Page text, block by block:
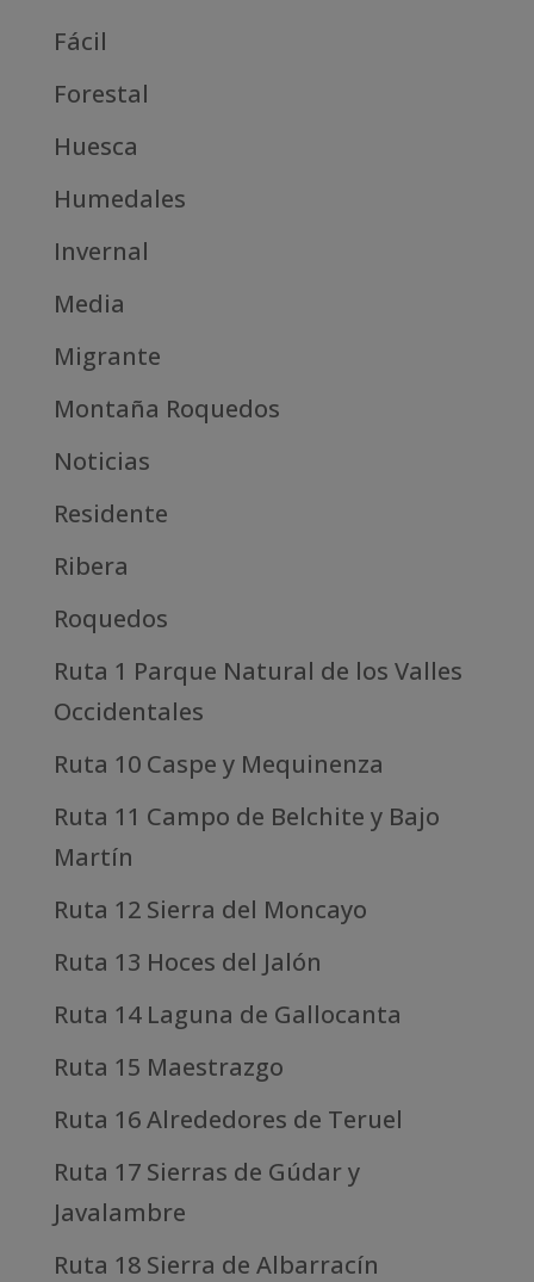
Fácil
Forestal
Huesca
Humedales
Invernal
Media
Migrante
Montaña Roquedos
Noticias
Residente
Ribera
Roquedos
Ruta 1 Parque Natural de los Valles
Occidentales
Ruta 10 Caspe y Mequinenza
Ruta 11 Campo de Belchite y Bajo
Martín
Ruta 12 Sierra del Moncayo
Ruta 13 Hoces del Jalón
Ruta 14 Laguna de Gallocanta
Ruta 15 Maestrazgo
Ruta 16 Alrededores de Teruel
Ruta 17 Sierras de Gúdar y
Javalambre
Ruta 18 Sierra de Albarracín